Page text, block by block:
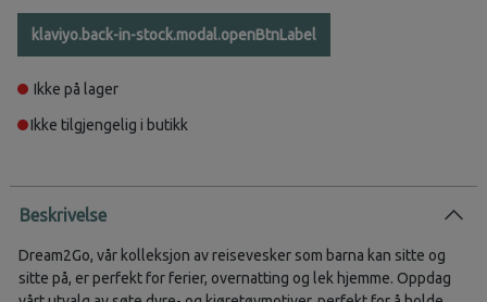
klaviyo.back-in-stock.modal.openBtnLabel
Ikke på lager
Ikke tilgjengelig i butikk
Beskrivelse
Dream2Go, vår kolleksjon av reisevesker som barna kan sitte og
sitte på, er perfekt for ferier, overnatting og lek hjemme. Oppdag